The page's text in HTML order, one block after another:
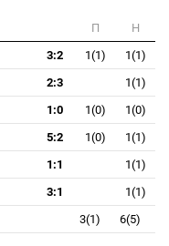
П
Н
3:2 1(1)
1(1)
2:3
1(1)
1:0 1(0)
1(0)
5:2 1(0)
1(1)
1:1
1(1)
3:1
1(1)
3(1) 6(5)